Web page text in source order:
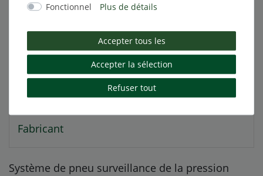
Caractéristiques techniques
Autres détails
Responsable de l'UE
Fabricant
Système de pneu surveillance de la pression
Fonctionnel Plus de détails
Accepter tous les
Accepter la sélection
Refuser tout